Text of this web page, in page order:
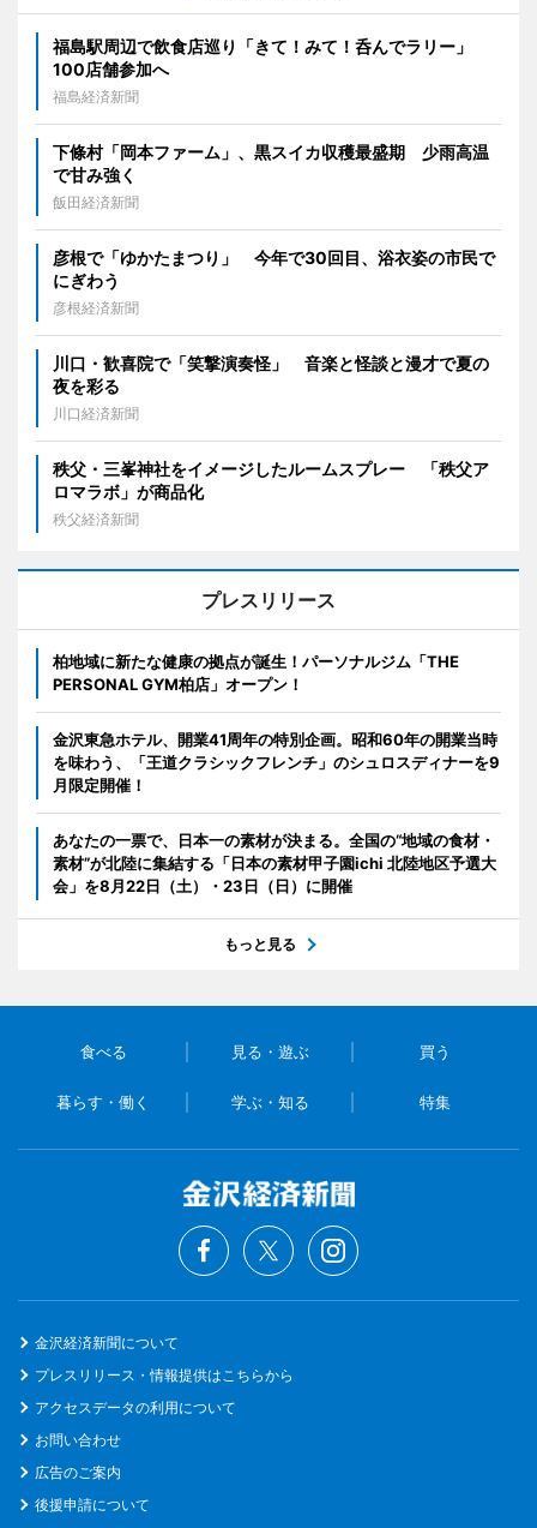
福島駅周辺で飲食店巡り「きて！みて！呑んでラリー」
100店舗参加へ
福島経済新聞
下條村「岡本ファーム」、黒スイカ収穫最盛期 少雨高温
で甘み強く
飯田経済新聞
彦根で「ゆかたまつり」 今年で30回目、浴衣姿の市民で
にぎわう
彦根経済新聞
川口・歓喜院で「笑撃演奏怪」 音楽と怪談と漫才で夏の
夜を彩る
川口経済新聞
秩父・三峯神社をイメージしたルームスプレー 「秩父ア
ロマラボ」が商品化
秩父経済新聞
プレスリリース
柏地域に新たな健康の拠点が誕生！パーソナルジム「THE
PERSONAL GYM柏店」オープン！
金沢東急ホテル、開業41周年の特別企画。昭和60年の開業当時
を味わう、「王道クラシックフレンチ」のシュロスディナーを9
月限定開催！
あなたの一票で、日本一の素材が決まる。全国の“地域の食材・
素材”が北陸に集結する「日本の素材甲子園ichi 北陸地区予選大
会」を8月22日（土）・23日（日）に開催
もっと見る
食べる 見る・遊ぶ 買う
暮らす・働く 学ぶ・知る 特集
金沢経済新聞について
プレスリリース・情報提供はこちらから
アクセスデータの利用について
お問い合わせ
広告のご案内
後援申請について